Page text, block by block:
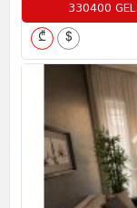
330400 GEL
₾ $